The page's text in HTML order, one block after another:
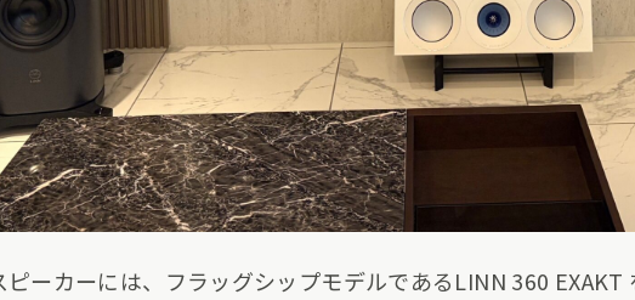
ピーカーには、フラッグシップモデルであるLINN 360 EXAKT